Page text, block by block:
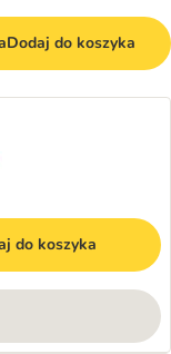
Dodaj do koszyka
do koszyka